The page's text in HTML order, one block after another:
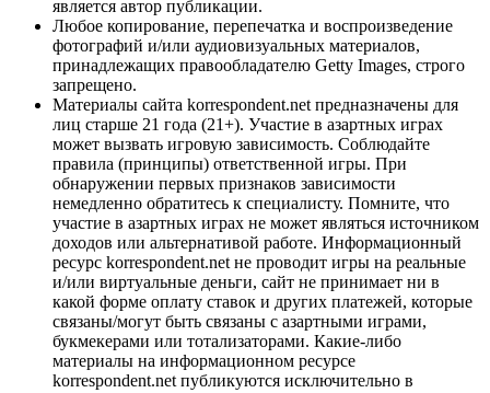
является автор публикации.
Любое копирование, перепечатка и воспроизведение
фотографий и/или аудиовизуальных материалов,
принадлежащих правообладателю Getty Images, строго
запрещено.
Материалы сайта korrespondent.net предназначены для
лиц старше 21 года (21+). Участие в азартных играх
может вызвать игровую зависимость. Соблюдайте
правила (принципы) ответственной игры. При
обнаружении первых признаков зависимости
немедленно обратитесь к специалисту. Помните, что
участие в азартных играх не может являться источником
доходов или альтернативой работе. Информационный
ресурс korrespondent.net не проводит игры на реальные
и/или виртуальные деньги, сайт не принимает ни в
какой форме оплату ставок и других платежей, которые
связаны/могут быть связаны с азартными играми,
букмекерами или тотализаторами. Какие-либо
материалы на информационном ресурсе
korrespondent.net публикуются исключительно в